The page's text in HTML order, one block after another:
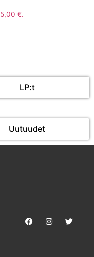
5,00 €.
LP:t
Uutuudet